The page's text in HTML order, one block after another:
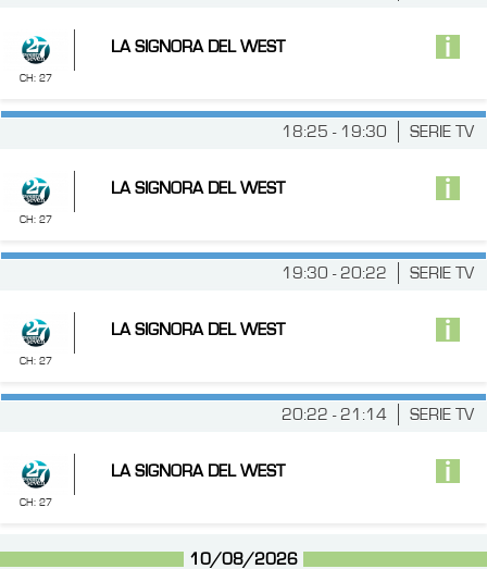
CH: 27
LA SIGNORA DEL WEST
SERIE TV
18:25 - 19:30
CH: 27
LA SIGNORA DEL WEST
SERIE TV
19:30 - 20:22
CH: 27
LA SIGNORA DEL WEST
SERIE TV
20:22 - 21:14
CH: 27
LA SIGNORA DEL WEST
10/08/2026